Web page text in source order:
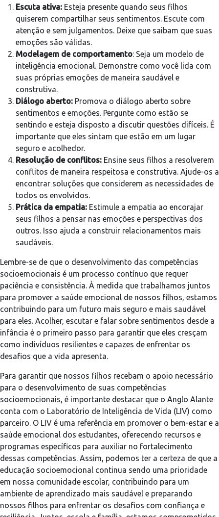
Escuta ativa: Esteja presente quando seus filhos
quiserem compartilhar seus sentimentos. Escute com
atenção e sem julgamentos. Deixe que saibam que suas
emoções são válidas.
Modelagem de comportamento: Seja um modelo de
inteligência emocional. Demonstre como você lida com
suas próprias emoções de maneira saudável e
construtiva.
Diálogo aberto: Promova o diálogo aberto sobre
sentimentos e emoções. Pergunte como estão se
sentindo e esteja disposto a discutir questões difíceis. É
importante que eles sintam que estão em um lugar
seguro e acolhedor.
Resolução de conflitos: Ensine seus filhos a resolverem
conflitos de maneira respeitosa e construtiva. Ajude-os a
encontrar soluções que considerem as necessidades de
todos os envolvidos.
Prática da empatia: Estimule a empatia ao encorajar
seus filhos a pensar nas emoções e perspectivas dos
outros. Isso ajuda a construir relacionamentos mais
saudáveis.
Lembre-se de que o desenvolvimento das competências
socioemocionais é um processo contínuo que requer
paciência e consistência. À medida que trabalhamos juntos
para promover a saúde emocional de nossos filhos, estamos
contribuindo para um futuro mais seguro e mais saudável
para eles. Acolher, escutar e falar sobre sentimentos desde a
infância é o primeiro passo para garantir que eles cresçam
como indivíduos resilientes e capazes de enfrentar os
desafios que a vida apresenta.
Para garantir que nossos filhos recebam o apoio necessário
para o desenvolvimento de suas competências
socioemocionais, é importante destacar que o Anglo Alante
conta com o Laboratório de Inteligência de Vida (LIV) como
parceiro. O LIV é uma referência em promover o bem-estar e a
saúde emocional dos estudantes, oferecendo recursos e
programas específicos para auxiliar no fortalecimento
dessas competências. Assim, podemos ter a certeza de que a
educação socioemocional continua sendo uma prioridade
em nossa comunidade escolar, contribuindo para um
ambiente de aprendizado mais saudável e preparando
nossos filhos para enfrentar os desafios com confiança e